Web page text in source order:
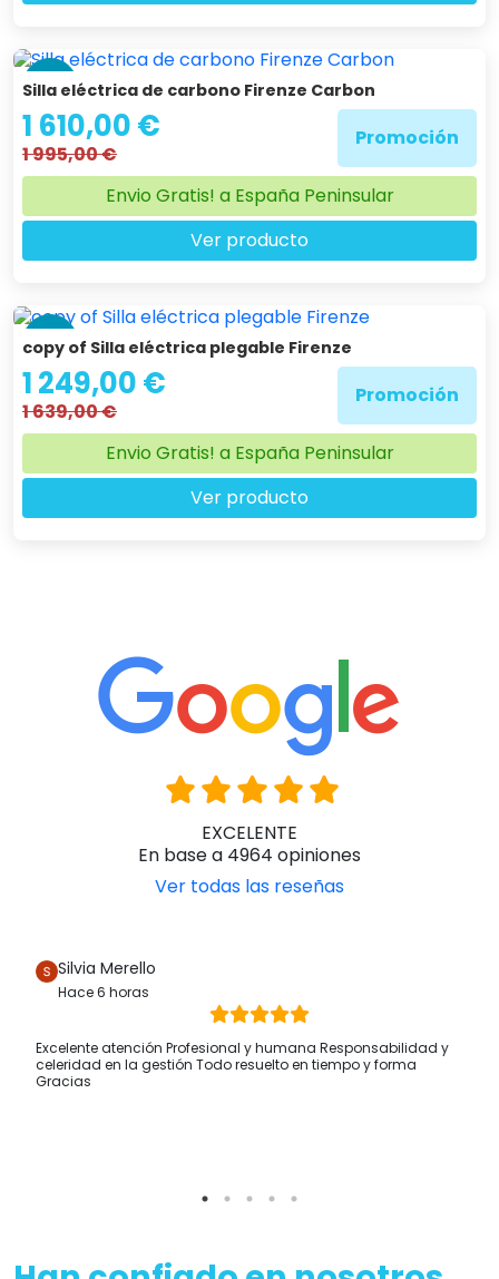
-19 %
Silla eléctrica de carbono Firenze Carbon
1 610,00 €
1 995,00 €
Promoción
Envio Gratis! a España Peninsular
Ver producto
copy of Silla eléctrica plegable Firenze
1 249,00 €
1 639,00 €
Promoción
Envio Gratis! a España Peninsular
Ver producto
EXCELENTE
En base a 4964 opiniones
Ver todas las reseñas
Silvia Merello
Hace 6 horas
Excelente atención Profesional y humana Responsabilidad y
celeridad en la gestión Todo resuelto en tiempo y forma
Gracias